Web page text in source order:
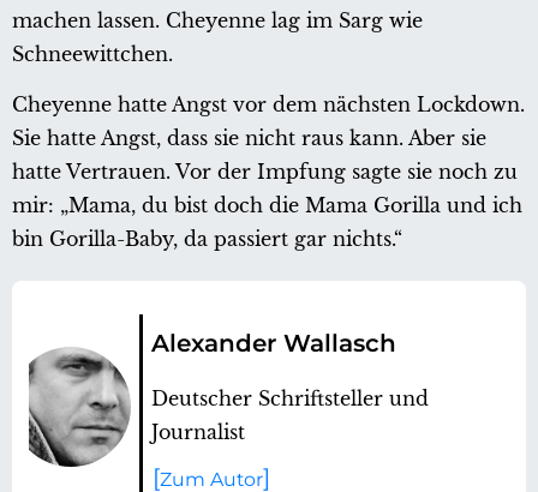
machen lassen. Cheyenne lag im Sarg wie
Schneewittchen.
Cheyenne hatte Angst vor dem nächsten Lockdown.
Sie hatte Angst, dass sie nicht raus kann. Aber sie
hatte Vertrauen. Vor der Impfung sagte sie noch zu
mir: „Mama, du bist doch die Mama Gorilla und ich
bin Gorilla-Baby, da passiert gar nichts.“
Alexander Wallasch
Deutscher Schriftsteller und
Journalist
Zum Autor